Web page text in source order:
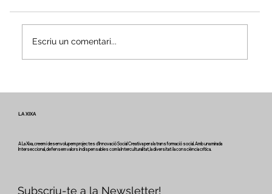
Escriu un comentari...
LA XIXA
A La Xixa, creem i desenvolupem projectes d'Innovació Social Creativa per a la transformació social. Amb una mirada
Interseccional, defensem valors indispensables com la Interculturalitat, la diversitat i la consciència crítica.
Subscriu-te a la Newsletter!